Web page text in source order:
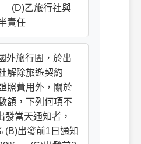
(D)乙旅行社與
責任
外旅行團，於出
解除旅遊契約
照費用外，關於
額，下列何項不
當天通知者，
(B)出發前1日通知